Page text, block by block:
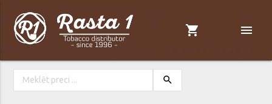
shopping_cart menu
search